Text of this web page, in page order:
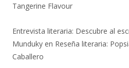
Tangerine Flavour
Entrevista literaria: Descubre al
Munduky en Reseña literaria:
Caballero